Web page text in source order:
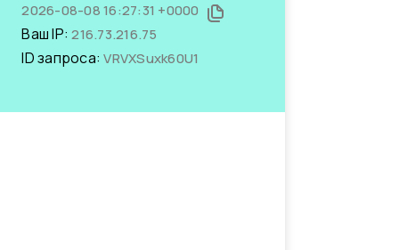
2026-08-08 16:27:31 +0000
Ваш IP:216.73.216.75
ID запроса:VRVXSuxk60U1